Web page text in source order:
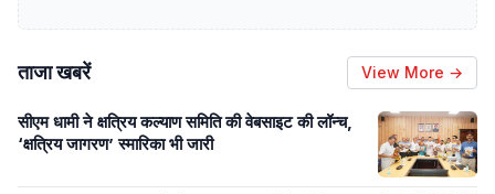
ताजा खबरें View More →
सीएम धामी ने क्षत्रिय कल्याण समिति की वेबसाइट की लॉन्च,
‘क्षत्रिय जागरण’ स्मारिका भी जारी